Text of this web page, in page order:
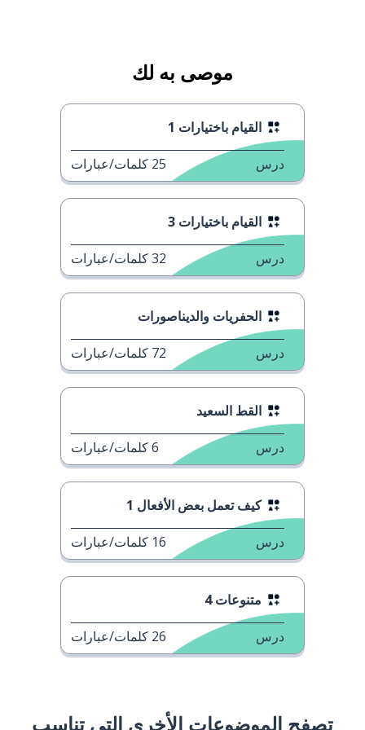
موصى به لك
القيام باختيارات 1
درس 25 كلمات/عبارات
القيام باختيارات 3
درس 32كلمات/عبارات
الحفريات والديناصورات
درس 72 كلمات/عبارات
القط السعيد
درس 6كلمات/عبارات
كيف تعمل بعض الأفعال 1
درس 16 كلمات/عبارات
متنوعات 4
درس 26 كلمات/عبارات
تصفح الموضوعات الأخرى التي تناسب